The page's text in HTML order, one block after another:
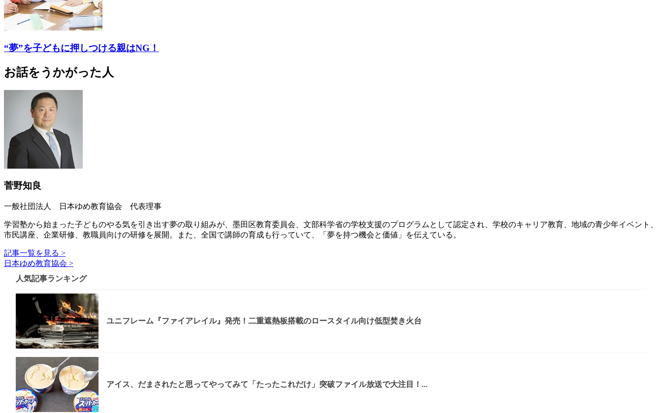
“夢”を子どもに押しつける親はNG！
お話をうかがった人
菅野知良
一般社団法人 日本ゆめ教育協会 代表理事
学習塾から始まった子どものやる気を引き出す夢の取り組みが、墨田区教育委員会、文部科学省の学校支援のプログラムとして認定され、学校のキャリア教育、地域の青少年イベント、
市民講座、企業研修、教職員向けの研修を展開。また、全国で講師の育成も行っていて、「夢を持つ機会と価値」を伝えている。
記事一覧を見る >
日本ゆめ教育協会 >
人気記事ランキング
ユニフレーム『ファイアレイル』発売！二重遮熱板搭載のロースタイル向け低型焚き火台
アイス、だまされたと思ってやってみて「たったこれだけ」突破ファイル放送で大注目！...